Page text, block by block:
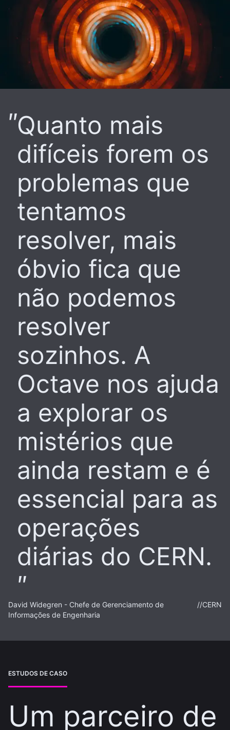
Quanto mais
difíceis forem os
problemas que
tentamos
resolver, mais
óbvio fica que
não podemos
resolver
sozinhos. A
Octave nos ajuda
a explorar os
mistérios que
ainda restam e é
essencial para as
operações
diárias do CERN.
David Widegren - Chefe de Gerenciamento de
Informações de Engenharia
//CERN
ESTUDOS DE CASO
Um parceiro de